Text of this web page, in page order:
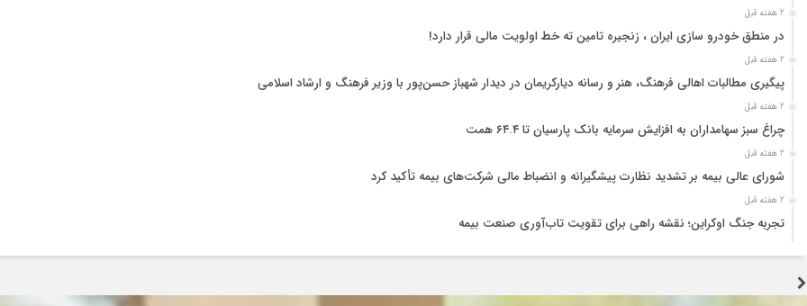
2 هفته قبل
در منطق خودرو سازی ایران ، زنجیره تامین ته خط اولویت مالی قرار دارد!
2 هفته قبل
پیگیری مطالبات اهالی فرهنگ، هنر و رسانه دیارکریمان در دیدار شهباز حسن‌پور با وزیر فرهنگ و ارشاد اسلامی
2 هفته قبل
چراغ سبز سهامداران به افزایش سرمایه بانک پارسیان تا ۶۴.۴ همت
2 هفته قبل
شورای عالی بیمه بر تشدید نظارت پیشگیرانه و انضباط مالی شرکت‌های بیمه تأکید کرد
2 هفته قبل
تجربه جنگ اوکراین؛ نقشه راهی برای تقویت تاب‌آوری صنعت بیمه
2 هفته قبل